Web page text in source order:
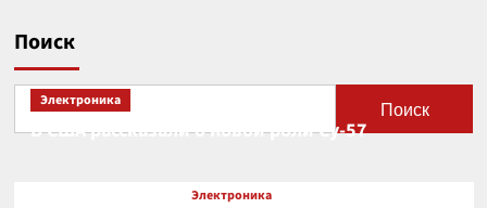
Поиск
Поиск
Электроника
В США рассказали о новой роли Су-57
Электроника